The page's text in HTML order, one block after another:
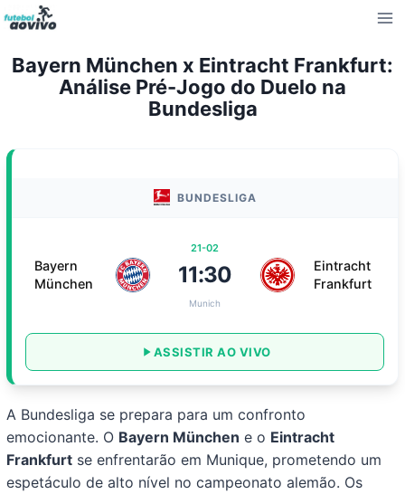
Pular
para
Conteúdo
Bayern München x Eintracht Frankfurt:
Análise Pré-Jogo do Duelo na
Bundesliga
BUNDESLIGA
Bayern
München
21-02
11:30
Munich
Eintracht
Frankfurt
ASSISTIR AO VIVO
A Bundesliga se prepara para um confronto
emocionante. O Bayern München e o Eintracht
Frankfurt se enfrentarão em Munique, prometendo um
espetáculo de alto nível no campeonato alemão. Os